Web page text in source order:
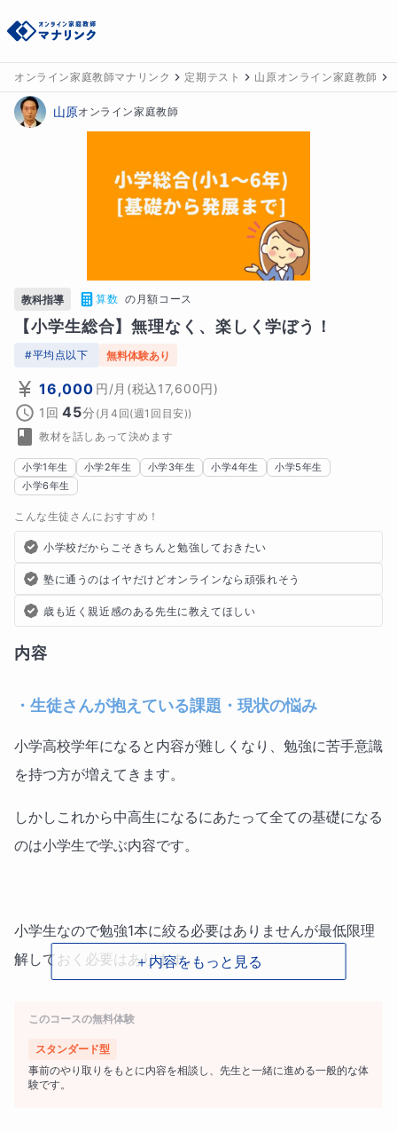
オンライン家庭教師マナリンク 定期テスト 山原オンライン家庭教師
山原オンライン家庭教師
教科指導 算数 の 月額コース
【小学生総合】無理なく、楽しく学ぼう！
#平均点以下 無料体験あり
16,000 円/月 (税込17,600円)
1回 45分 (月4回(週1回目安))
教材を話しあって決めます
小学1年生 小学2年生 小学3年生 小学4年生
小学5年生
小学6年生
こんな生徒さんにおすすめ！
小学校だからこそきちんと勉強しておきたい
塾に通うのはイヤだけどオンラインなら頑張れそう
歳も近く親近感のある先生に教えてほしい
内容
・生徒さんが抱えている課題・現状の悩み
小学高校学年になると内容が難しくなり、勉強に苦手意識
を持つ方が増えてきます。
しかしこれから中高生になるにあたって全ての基礎になる
のは小学生で学ぶ内容です。
小学生なので勉強1本に絞る必要はありませんが最低限理
解しておく必要はあります。
ねていきましょう！
＋内容をもっと見る
このコースの無料体験
スタンダード型
事前のやり取りをもとに内容を相談し、先生と一緒に進める一般的な体
験です。